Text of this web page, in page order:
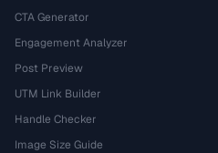
CTA Generator
Engagement Analyzer
Post Preview
UTM Link Builder
Handle Checker
Image Size Guide